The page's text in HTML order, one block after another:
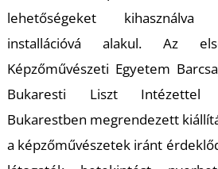
lehetőségeket
installációvá alakul. Az
Képzőművészeti Egyetem
Bukaresti Liszt Intézettel
Bukarestben megrendezett
a képzőművészetek iránt